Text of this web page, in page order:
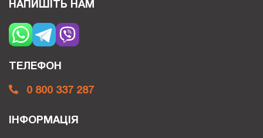
НАПИШІТЬ НАМ
ТЕЛЕФОН
0 800 337 287
ІНФОРМАЦІЯ